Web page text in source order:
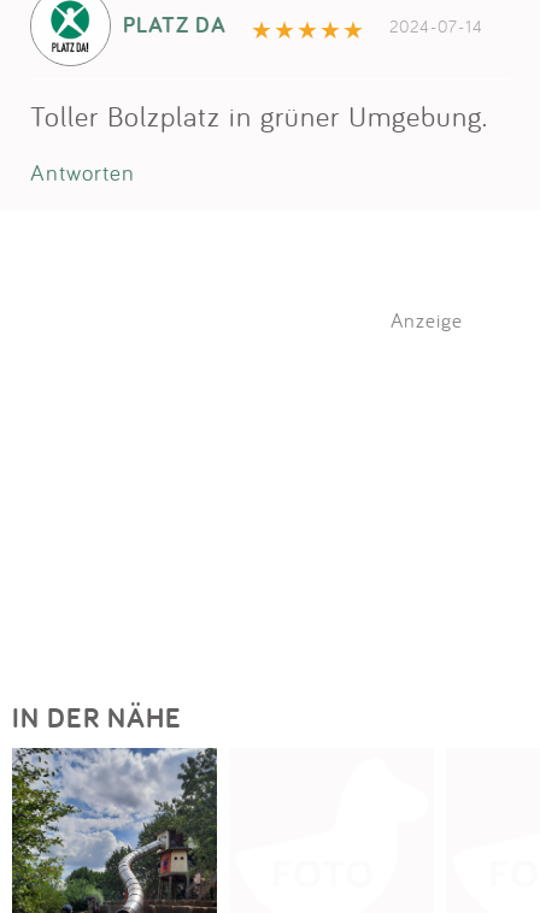
PLATZ DA 2024-07-14
Toller Bolzplatz in grüner Umgebung.
Antworten
Anzeige
IN DER NÄHE